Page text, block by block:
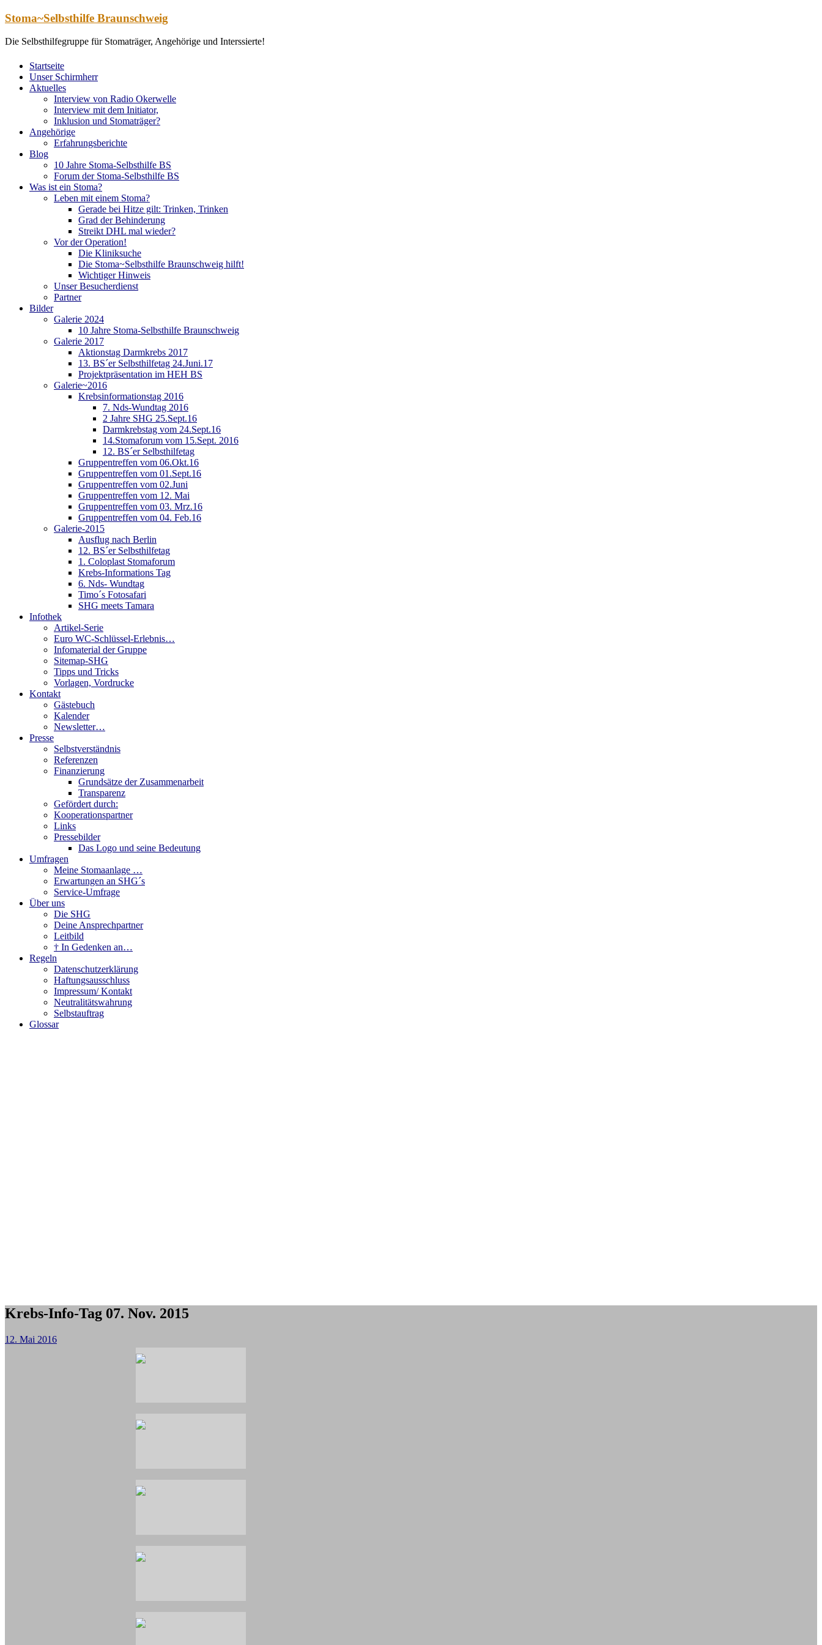
Zum
springen
Stoma~Selbsthilfe Braunschweig
Die Selbsthilfegruppe für Stomaträger, Angehörige und Interssierte!
Startseite
Unser Schirmherr
Aktuelles
Interview von Radio Okerwelle
Interview mit dem Initiator,
Inklusion und Stomaträger?
Angehörige
Erfahrungsberichte
Blog
10 Jahre Stoma-Selbsthilfe BS
Forum der Stoma-Selbsthilfe BS
Was ist ein Stoma?
Leben mit einem Stoma?
Gerade bei Hitze gilt: Trinken, Trinken
Grad der Behinderung
Streikt DHL mal wieder?
Vor der Operation!
Die Kliniksuche
Die Stoma~Selbsthilfe Braunschweig hilft!
Wichtiger Hinweis
Unser Besucherdienst
Partner
Bilder
Galerie 2024
10 Jahre Stoma-Selbsthilfe Braunschweig
Galerie 2017
Aktionstag Darmkrebs 2017
13. BS´er Selbsthilfetag 24.Juni.17
Projektpräsentation im HEH BS
Galerie~2016
Krebsinformationstag 2016
7. Nds-Wundtag 2016
2 Jahre SHG 25.Sept.16
Darmkrebstag vom 24.Sept.16
14.Stomaforum vom 15.Sept. 2016
12. BS´er Selbsthilfetag
Gruppentreffen vom 06.Okt.16
Gruppentreffen vom 01.Sept.16
Gruppentreffen vom 02.Juni
Gruppentreffen vom 12. Mai
Gruppentreffen vom 03. Mrz.16
Gruppentreffen vom 04. Feb.16
Galerie-2015
Ausflug nach Berlin
12. BS´er Selbsthilfetag
1. Coloplast Stomaforum
Krebs-Informations Tag
6. Nds- Wundtag
Timo´s Fotosafari
SHG meets Tamara
Infothek
Artikel-Serie
Euro WC-Schlüssel-Erlebnis…
Infomaterial der Gruppe
Sitemap-SHG
Tipps und Tricks
Vorlagen, Vordrucke
Kontakt
Gästebuch
Kalender
Newsletter…
Presse
Selbstverständnis
Referenzen
Finanzierung
Grundsätze der Zusammenarbeit
Transparenz
Gefördert durch:
Kooperationspartner
Links
Pressebilder
Das Logo und seine Bedeutung
Umfragen
Meine Stomaanlage …
Erwartungen an SHG´s
Service-Umfrage
Über uns
Die SHG
Deine Ansprechpartner
Leitbild
† In Gedenken an…
Regeln
Datenschutzerklärung
Haftungsausschluss
Impressum/ Kontakt
Neutralitätswahrung
Selbstauftrag
Glossar
Krebs-Info-Tag 07. Nov. 2015
12. Mai 2016